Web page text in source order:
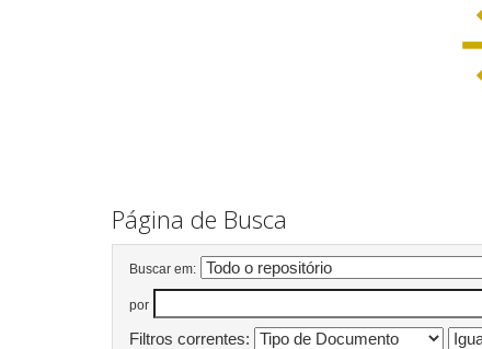
Página de Busca
Buscar em:
por
Filtros correntes: